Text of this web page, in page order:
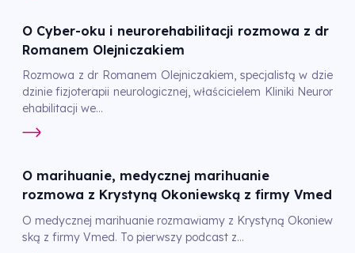
O Cyber-oku i neurorehabilitacji rozmowa z dr
Romanem Olejniczakiem
Rozmowa z dr Romanem Olejniczakiem, specjalistą w dzie
dzinie fizjoterapii neurologicznej, właścicielem Kliniki Neuror
ehabilitacji we...
O marihuanie, medycznej marihuanie
rozmowa z Krystyną Okoniewską z firmy Vmed
O medycznej marihuanie rozmawiamy z Krystyną Okoniew
ską z firmy Vmed. To pierwszy podcast z...